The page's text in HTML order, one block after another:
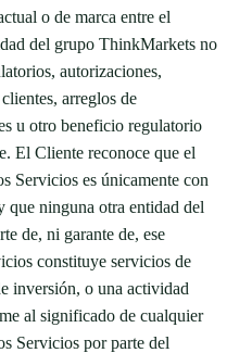
o de marca entre el
del grupo ThinkMarkets no
autorizaciones,
arreglos de
u otro beneficio regulatorio
El Cliente reconoce que el
Servicios es únicamente con
ninguna otra entidad del
de, ni garante de, ese
constituye servicios de
inversión, o una actividad
al significado de cualquier
Servicios por parte del